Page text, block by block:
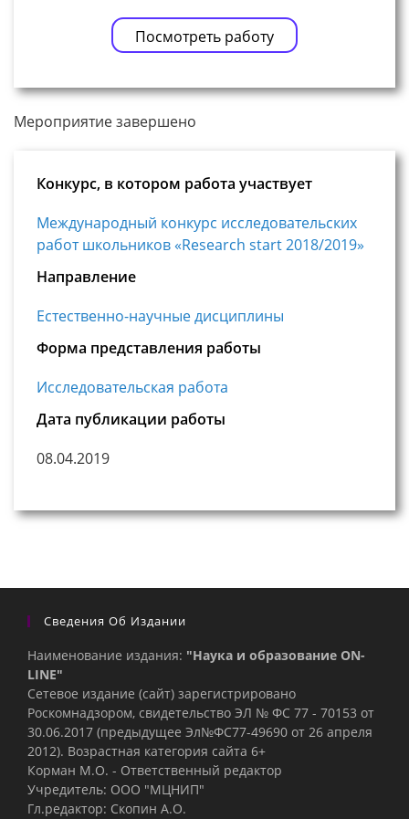
Посмотреть работу
Мероприятие завершено
Конкурс, в котором работа участвует
Международный конкурс исследовательских
работ школьников «Research start 2018/2019»
Направление
Естественно-научные дисциплины
Форма представления работы
Исследовательская работа
Дата публикации работы
08.04.2019
Сведения Об Издании
Наименование издания: "Наука и образование ON-
LINE"
Сетевое издание (сайт) зарегистрировано
Роскомнадзором, свидетельство ЭЛ № ФС 77 - 70153 от
30.06.2017 (предыдущее Эл№ФC77-49690 от 26 апреля
2012). Возрастная категория сайта 6+
Корман М.О. - Ответственный редактор
Учредитель: ООО "МЦНИП"
Гл.редактор: Скопин А.О.